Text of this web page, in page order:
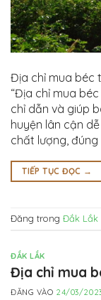
Địa chỉ mua béc
“Địa chỉ mua
chỉ dẫn và giúp
huyện lân cận
chất lượng,
TIẾP TỤC ĐỌC →
Đăng trong Đắk Lắk
ĐẮK LẮK
Địa chỉ mua
ĐĂNG VÀO 24/03/